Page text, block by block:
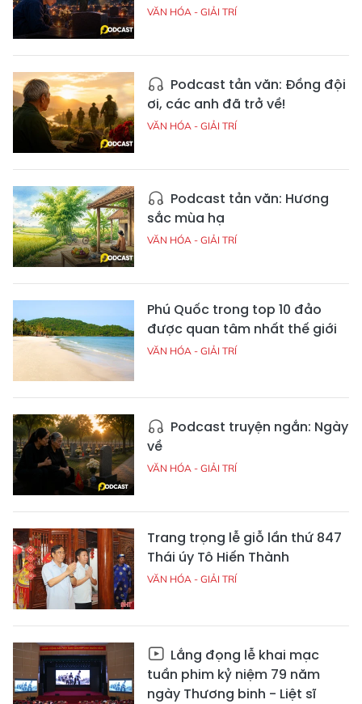
VĂN HÓA - GIẢI TRÍ
Podcast tản văn: Đồng đội
ơi, các anh đã trở về!
VĂN HÓA - GIẢI TRÍ
Podcast tản văn: Hương
sắc mùa hạ
VĂN HÓA - GIẢI TRÍ
Phú Quốc trong top 10 đảo
được quan tâm nhất thế giới
VĂN HÓA - GIẢI TRÍ
Podcast truyện ngắn: Ngày
về
VĂN HÓA - GIẢI TRÍ
Trang trọng lễ giỗ lần thứ 847
Thái úy Tô Hiến Thành
VĂN HÓA - GIẢI TRÍ
Lắng đọng lễ khai mạc
tuần phim kỷ niệm 79 năm
ngày Thương binh - Liệt sĩ